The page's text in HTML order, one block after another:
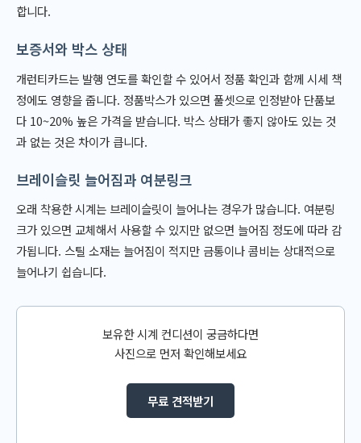
합니다.
보증서와 박스 상태
개런티카드는 발행 연도를 확인할 수 있어서 정품 확인과 함께 시세 책
정에도 영향을 줍니다. 정품박스가 있으면 풀셋으로 인정받아 단품보
다 10~20% 높은 가격을 받습니다. 박스 상태가 좋지 않아도 있는 것
과 없는 것은 차이가 큽니다.
브레이슬릿 늘어짐과 여분링크
오래 착용한 시계는 브레이슬릿이 늘어나는 경우가 많습니다. 여분링
크가 있으면 교체해서 사용할 수 있지만 없으면 늘어짐 정도에 따라 감
가됩니다. 스틸 소재는 늘어짐이 적지만 금통이나 콤비는 상대적으로
늘어나기 쉽습니다.
보유한 시계 컨디션이 궁금하다면
사진으로 먼저 확인해보세요
무료 견적받기